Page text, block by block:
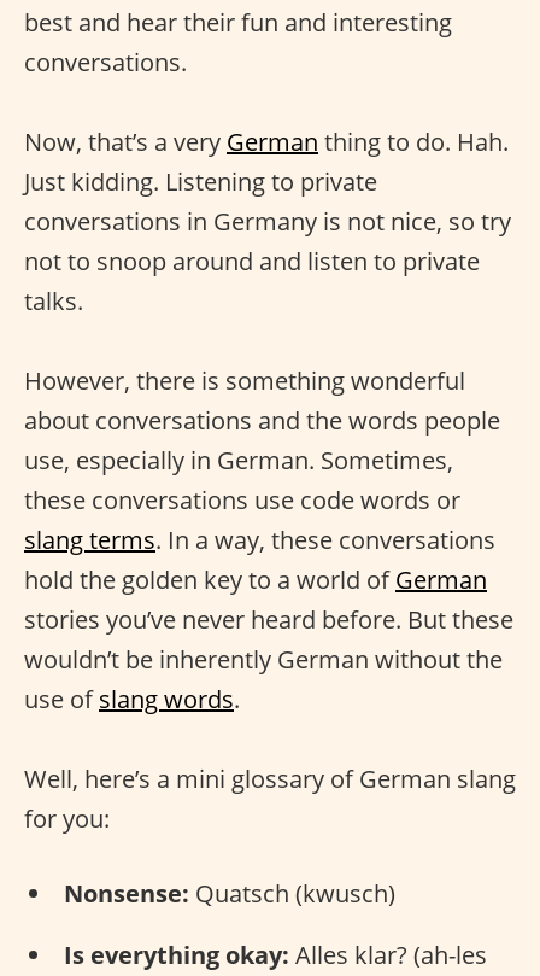
best and hear their fun and interesting
conversations.
Now, that’s a very German thing to do. Hah.
Just kidding. Listening to private
conversations in Germany is not nice, so try
not to snoop around and listen to private
talks.
However, there is something wonderful
about conversations and the words people
use, especially in German. Sometimes,
these conversations use code words or
slang terms. In a way, these conversations
hold the golden key to a world ofGerman
stories you’ve never heard before. But these
wouldn’t be inherently German without the
use ofslang words.
Well, here’s a mini glossary of German slang
for you:
Nonsense: Quatsch (kwusch)
Is everything okay: Alles klar? (ah-les